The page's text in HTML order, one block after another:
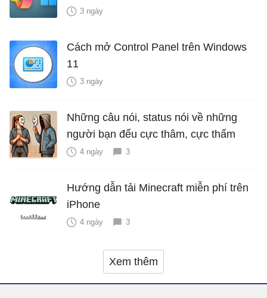
năng mới Hữu Ích
3 ngày
Cách mở Control Panel trên Windows
11
3 ngày
Những câu nói, status nói về những
người bạn đểu cực thâm, cực thấm
4 ngày 3
Hướng dẫn tải Minecraft miễn phí trên
iPhone
4 ngày 3
Xem thêm